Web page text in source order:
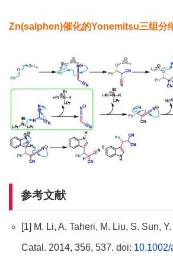
Zn(salphen)催化的Yonemitsu三组分
参考文献
[1] M. Li, A. Taheri, M. Liu, S. Sun,
Catal. 2014, 356, 537. doi: